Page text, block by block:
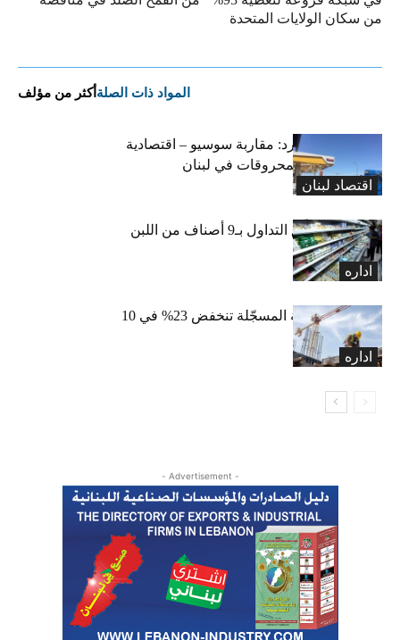
من سكان الولايات المتحدة
المواد ذات الصلة أكثر من مؤلف
اقتصاد لبنان
التضخم المستورد: مقاربة سوسيو – اقتصادية
لارتفاع أسعار المحروقات في لبنان
اداره
«الاقتصاد» تعلّق التداول بـ9 أصناف من اللبن
واللبنة
اداره
الرخص العقارية المسجّلة تنخفض 23% في 10
أشهر
- Advertisement -